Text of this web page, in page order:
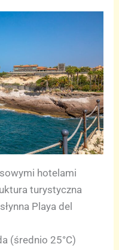
hotelami
turystyczna
Playa del
(średnio 25°C)